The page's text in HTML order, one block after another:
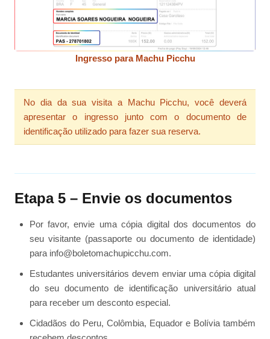
Ingresso para Machu Picchu
No dia da sua visita a Machu Picchu, você deverá
apresentar o ingresso junto com o documento de
identificação utilizado para fazer sua reserva.
Etapa 5 – Envie os documentos
Por favor, envie uma cópia digital dos documentos do
seu visitante (passaporte ou documento de identidade)
para info@boletomachupicchu.com.
Estudantes universitários devem enviar uma cópia digital
do seu documento de identificação universitário atual
para receber um desconto especial.
Cidadãos do Peru, Colômbia, Equador e Bolívia também